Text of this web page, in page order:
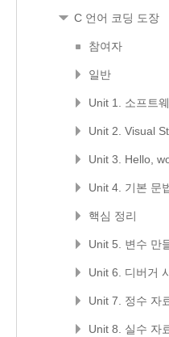
C 언어 코딩 도장
참여자
일반
Unit 1. 소프트
Unit 2. Visual
Unit 3. Hello,
Unit 4. 기본 문
핵심 정리
Unit 5. 변수 만
Unit 6. 디버거
Unit 7. 정수 자
Unit 8. 실수 자